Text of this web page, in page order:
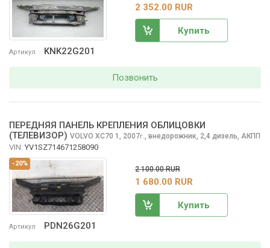
Артикул KNK22G201
2 352.00 RUR
Купить
Позвонить
-20%
Артикул PDN26G201
ПЕРЕДНЯЯ ПАНЕЛЬ КРЕПЛЕНИЯ ОБЛИЦОВКИ
(ТЕЛЕВИЗОР) VOLVO XC70 1, 2007г., внедорожник, 2,4 дизель, АКПП
VIN: YV1SZ714671258090
2 100.00 RUR
1 680.00 RUR
Купить